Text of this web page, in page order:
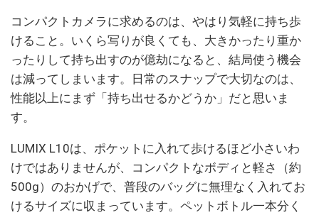
コンパクトカメラに求めるのは、やはり気軽に持ち歩
けること。いくら写りが良くても、大きかったり重か
ったりして持ち出すのが億劫になると、結局使う機会
は減ってしまいます。日常のスナップで大切なのは、
性能以上にまず「持ち出せるかどうか」だと思いま
す。
LUMIX L10は、ポケットに入れて歩けるほど小さいわ
けではありませんが、コンパクトなボディと軽さ（約
500g）のおかげで、普段のバッグに無理なく入れてお
けるサイズに収まっています。ペットボトル一本分く